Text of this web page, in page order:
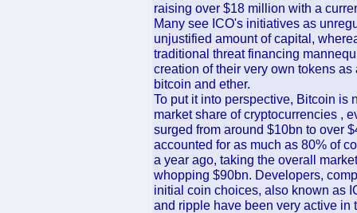
raising over $18 million with a
Many see ICO's initiatives as
unjustified amount of capital,
traditional threat financing
creation of their very own tokens
bitcoin and ether.
To put it into perspective, Bitcoin is
market share of cryptocurrencies ,
surged from around $10bn to over
accounted for as much as 80% of
a year ago, taking the overall
whopping $90bn. Developers,
initial coin choices, also known as
and ripple have been very active in